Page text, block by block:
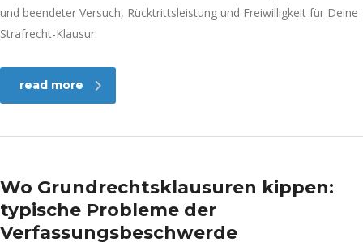
und beendeter Versuch, Rücktrittsleistung und Freiwilligkeit für Deine
Strafrecht-Klausur.
read more
Wo Grundrechtsklausuren kippen:
typische Probleme der
Verfassungsbeschwerde